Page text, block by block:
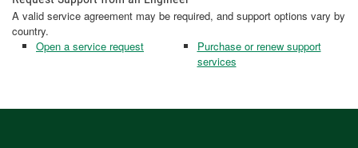
A valid service agreement may be required, and support options vary by
country.
Open a service request
Purchase or renew support
services